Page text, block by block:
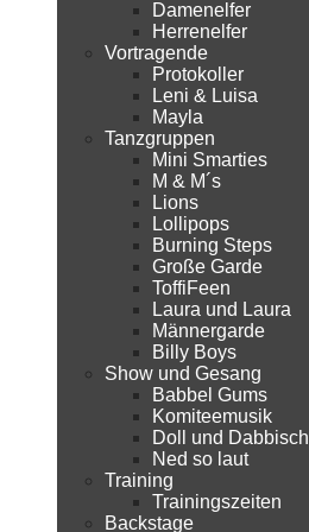
Damenelfer
Herrenelfer
Vortragende
Protokoller
Leni & Luisa
Mayla
Tanzgruppen
Mini Smarties
M & M´s
Lions
Lollipops
Burning Steps
Große Garde
ToffiFeen
Laura und Laura
Männergarde
Billy Boys
Show und Gesang
Babbel Gums
Komiteemusik
Doll und Dabbisch
Ned so laut
Training
Trainingszeiten
Backstage